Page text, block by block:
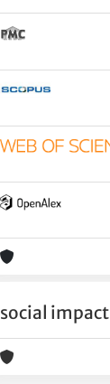
social impact